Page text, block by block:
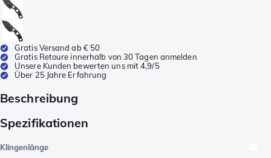
Gratis Versand ab € 50
Gratis Retoure innerhalb von 30 Tagen anmelden
Unsere Kunden bewerten uns mit 4,9/5
Über 25 Jahre Erfahrung
Beschreibung
Spezifikationen
Klingenlänge